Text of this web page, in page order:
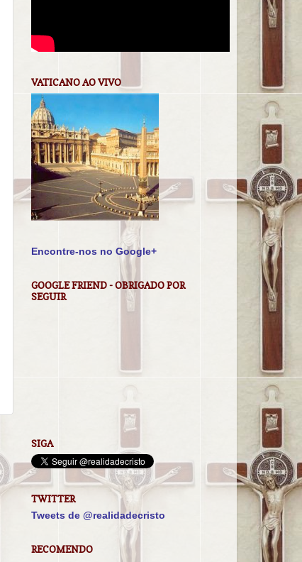
VATICANO AO VIVO
Encontre-nos no Google+
GOOGLE FRIEND - OBRIGADO POR
SEGUIR
SIGA
TWITTER
Tweets de @realidadecristo
RECOMENDO